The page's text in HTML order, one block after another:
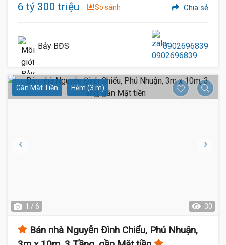
6 tỷ 300 triệu So sánh Chia sẻ
Bảy BĐS 0902696839
Gần Mặt Tiền Hẻm (3 m)
1 / 6 30
Bán nhà Nguyễn Đình Chiểu, Phú Nhuận,